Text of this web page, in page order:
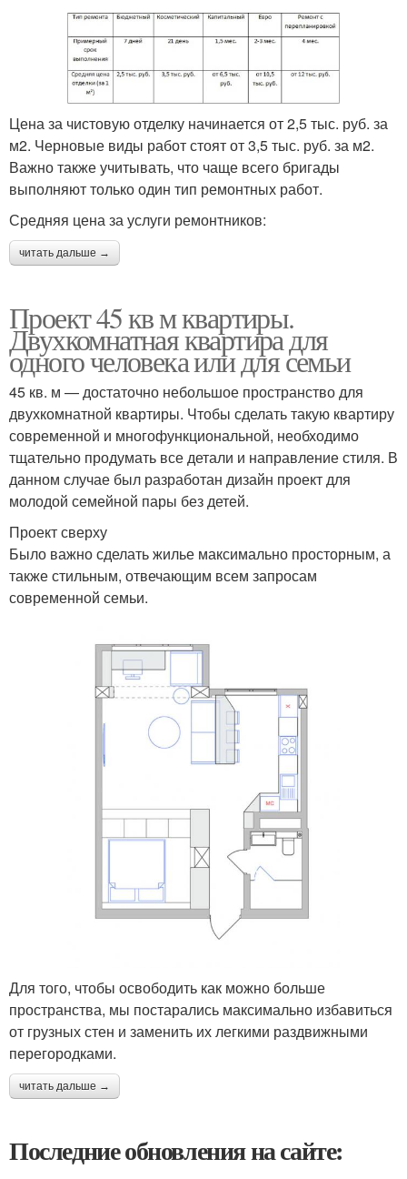
Цена за чистовую отделку начинается от 2,5 тыс. руб. за
м2. Черновые виды работ стоят от 3,5 тыс. руб. за м2.
Важно также учитывать, что чаще всего бригады
выполняют только один тип ремонтных работ.
Средняя цена за услуги ремонтников:
читать дальше →
Проект 45 кв м квартиры.
Двухкомнатная квартира для
одного человека или для семьи
45 кв. м — достаточно небольшое пространство для
двухкомнатной квартиры. Чтобы сделать такую квартиру
современной и многофункциональной, необходимо
тщательно продумать все детали и направление стиля. В
данном случае был разработан дизайн проект для
молодой семейной пары без детей.
Проект сверху
Было важно сделать жилье максимально просторным, а
также стильным, отвечающим всем запросам
современной семьи.
Для того, чтобы освободить как можно больше
пространства, мы постарались максимально избавиться
от грузных стен и заменить их легкими раздвижными
перегородками.
читать дальше →
Последние обновления на сайте: